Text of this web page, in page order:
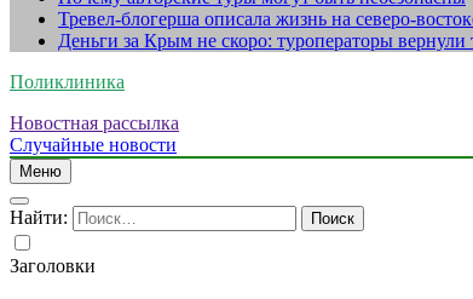
Тревел-блогерша описала жизнь на северо-
Деньги за Крым не скоро: туроператоры
Поликлиника
Новостная рассылка
Случайные новости
Меню
Найти:
Заголовки